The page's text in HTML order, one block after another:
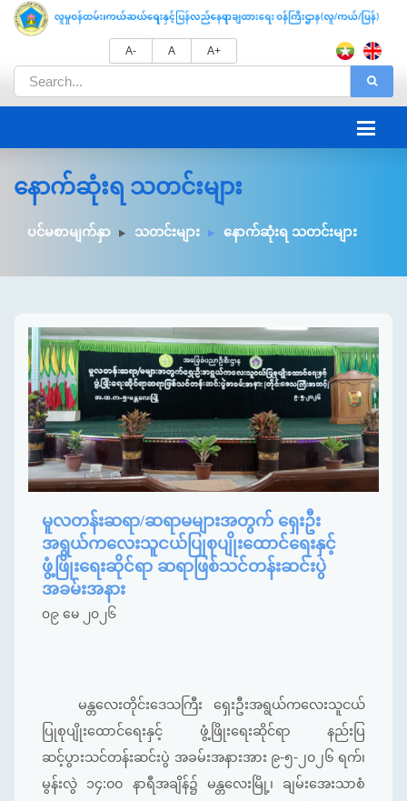
A- A A+
နောက်ဆုံးရ သတင်းများ
ပင်မစာမျက်နှာ သတင်းများ နောက်ဆုံးရ သတင်းများ
မူလတန်းဆရာ/ဆရာမများအတွက် ရှေးဦး
အရွယ်ကလေးသူငယ်ပြုစုပျိုးထောင်ရေးနှင့်
ဖွံ့ဖြိုးရေးဆိုင်ရာ ဆရာဖြစ်သင်တန်းဆင်းပွဲ
အခမ်းအနား
၀၉ မေ ၂၀၂၆
မန္တလေးတိုင်းဒေသကြီး ရှေးဦးအရွယ်ကလေးသူငယ်
ပြုစုပျိုးထောင်ရေးနှင့် ဖွံ့ဖြိုးရေးဆိုင်ရာ နည်းပြ
ဆင့်ပွားသင်တန်းဆင်းပွဲ အခမ်းအနားအား ၉-၅-၂၀၂၆ ရက်၊
မွန်းလွဲ ၁၄:၀၀ နာရီအချိန်၌ မန္တလေးမြို့၊ ချမ်းအေးသာစံ